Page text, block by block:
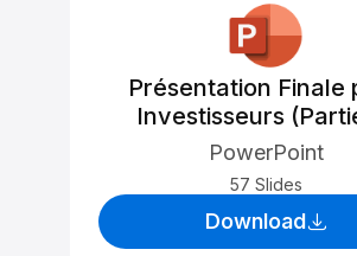
Présentation Finale
Investisseurs
PowerPoint
57 Slides
Download